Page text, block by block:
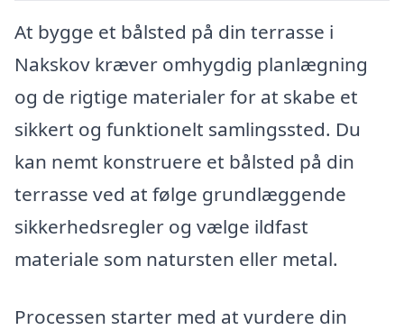
At bygge et bålsted på din terrasse i
Nakskov kræver omhygdig planlægning
og de rigtige materialer for at skabe et
sikkert og funktionelt samlingssted. Du
kan nemt konstruere et bålsted på din
terrasse ved at følge grundlæggende
sikkerhedsregler og vælge ildfast
materiale som natursten eller metal.
Processen starter med at vurdere din